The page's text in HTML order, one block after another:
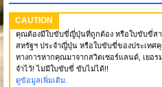
CAUTION
คุณต้องมีใบขับขี่ญี่ปุ่นที่ถูกต้อง หรือใบขับขี่ส
สหรัฐฯ ประจำญี่ปุ่น หรือใบขับขี่ของประเท
ทางการหากคุณมาจากสวิตเซอร์แลนด์, เยอร
จำไว้! ไม่มีใบขับขี่ ขับไม่ได้!!
ดูข้อมูลเพิ่มเติม.